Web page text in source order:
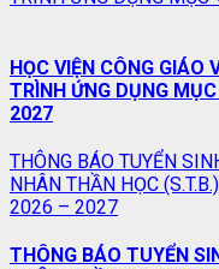
HỌC VIỆN CÔNG GIÁO
TRÌNH ỨNG DỤNG
2027
THÔNG BÁO TUYỂN
NHÂN THẦN HỌC
2026 – 2027
THÔNG BÁO TUYỂN